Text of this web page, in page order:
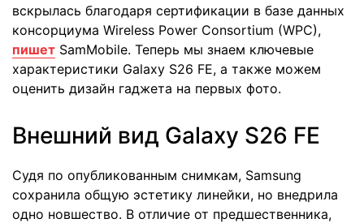
вскрылась благодаря сертификации в базе данных
консорциума Wireless Power Consortium (WPC),
пишет SamMobile. Теперь мы знаем ключевые
характеристики Galaxy S26 FE, а также можем
оценить дизайн гаджета на первых фото.
Внешний вид Galaxy S26 FE
Судя по опубликованным снимкам, Samsung
сохранила общую эстетику линейки, но внедрила
одно новшество. В отличие от предшественника,